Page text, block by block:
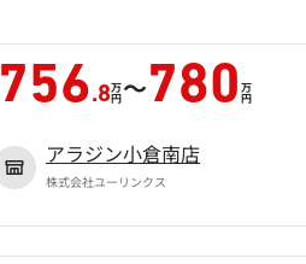
756.8万
円～780 万
円
アラジン小倉南店
株式会社ユーリンクス